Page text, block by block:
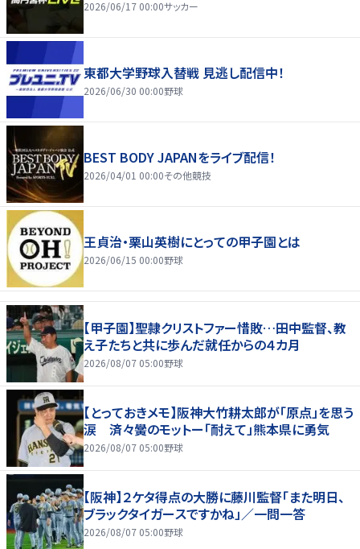
2026/06/17 00:00サッカー
東都大学野球入替戦 見逃し配信中！
2026/06/30 00:00野球
BEST BODY JAPANをライブ配信！
2026/04/01 00:00その他競技
王貞治・栗山英樹にとっての甲子園とは
2026/06/15 00:00野球
【甲子園】聖隷クリストファー惜敗…田中監督、教
え子たちと共に歩んだ就任からの４カ月
2026/08/07 05:00野球
【とっておきメモ】阪神大竹耕太郎が「原点」を思う
涙 済々黌のモットー「耐えて」熊本県に勇気
2026/08/07 05:00野球
【阪神】２ケタ得点の大勝に藤川監督「また明日、
ブラックタイガースですかね」／一問一答
2026/08/07 05:00野球